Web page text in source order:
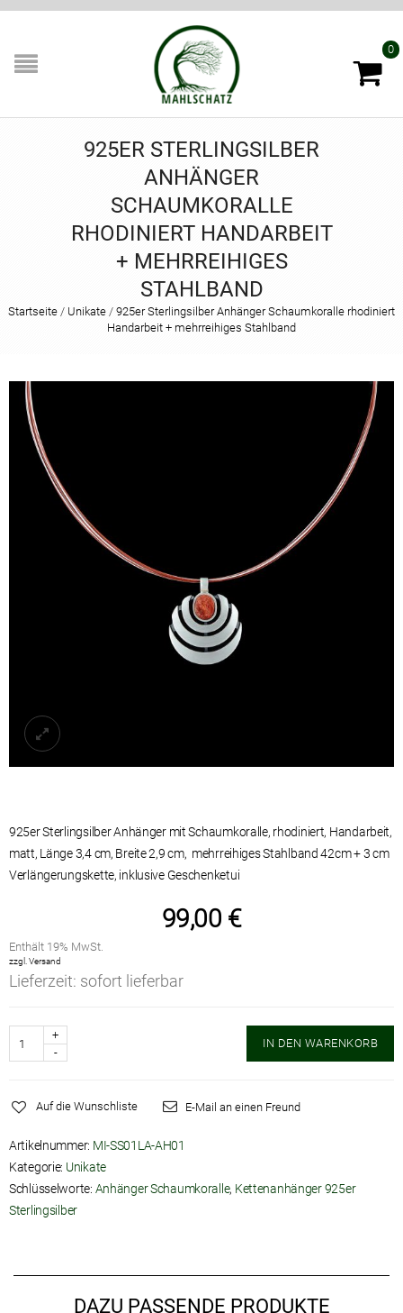
0
925ER STERLINGSILBER
ANHÄNGER
SCHAUMKORALLE
RHODINIERT HANDARBEIT
+ MEHRREIHIGES
STAHLBAND
Startseite / Unikate / 925er Sterlingsilber Anhänger Schaumkoralle rhodiniert
Handarbeit + mehrreihiges Stahlband
925er Sterlingsilber Anhänger mit Schaumkoralle, rhodiniert, Handarbeit,
matt, Länge 3,4 cm, Breite 2,9 cm, mehrreihiges Stahlband 42cm + 3 cm
Verlängerungskette,
99,00 €
Enthält 19% MwSt.
zzgl.Versand
Lieferzeit: sofort lieferbar
IN DEN WARENKORB
Auf die Wunschliste E-Mail an einen Freund
Artikelnummer: MI-SS01LA-AH01
Kategorie: Unikate
Schlüsselworte: Anhänger Schaumkoralle, Kettenanhänger 925er
Sterlingsilber
DAZU PASSENDE PRODUKTE